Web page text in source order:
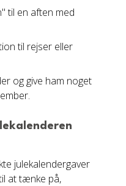
til en aften med
til rejser eller
og give ham noget
julekalendergaver
at tænke på,